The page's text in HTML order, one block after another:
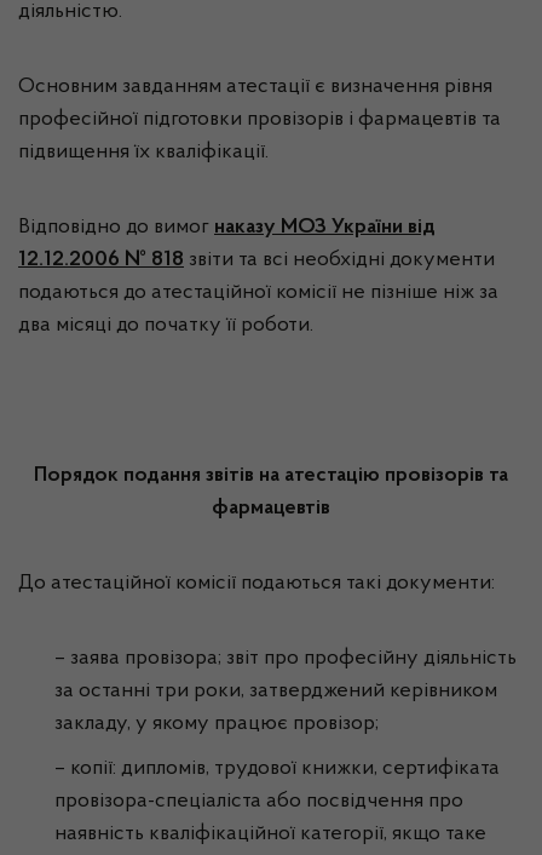
діяльністю.
Основним завданням атестації є визначення рівня
професійної підготовки провізорів і фармацевтів та
підвищення їх кваліфікації.
Відповідно до вимог наказу МОЗ України від
12.12.2006 № 818 звіти та всі необхідні документи
подаються до атестаційної комісії не пізніше ніж за
два місяці до початку її роботи.
Порядок подання звітів на атестацію провізорів та
фармацевтів
До атестаційної комісії подаються такі документи:
– заява провізора; звіт про професійну діяльність
за останні три роки, затверджений керівником
закладу, у якому працює провізор;
– копії: дипломів, трудової книжки, сертифіката
провізора-спеціаліста або посвідчення про
наявність кваліфікаційної категорії, якщо таке